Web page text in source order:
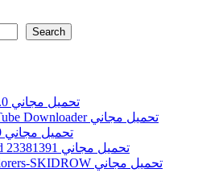
Search
PDF Annotator 9.0.0 تحميل مجاني
MediaHuman YouTube Downloader تحميل مجاني
Kanna Maze v1.0.9 تحميل مجاني
Farm to Table Build 23381391 تحميل مجاني
Hyper Empire Explorers-SKIDROW تحميل مجاني